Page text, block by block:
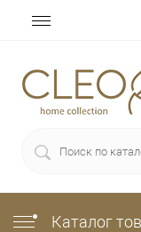
Каталог